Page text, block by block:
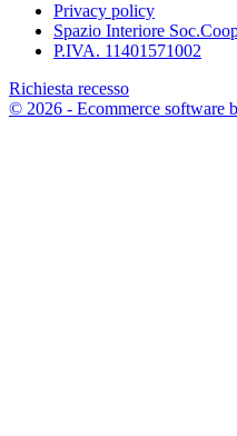
Privacy policy
Spazio Interiore
P.IVA. 11401571002
Richiesta recesso
© 2026 - Ecommerce software